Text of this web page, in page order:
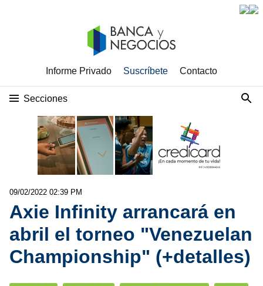
Informe Privado Suscríbete Contacto
Secciones
09/02/2022 02:39 PM
Axie Infinity arrancará en
abril el torneo "Venezuelan
Championship" (+detalles)